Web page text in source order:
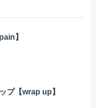
】
プ【wrap up】